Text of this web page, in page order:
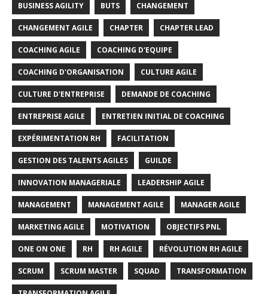
BUSINESS AGILITY BUTS CHANGEMENT
CHANGEMENT AGILE CHAPTER CHAPTER LEAD
COACHING AGILE COACHING D'EQUIPE
COACHING D'ORGANISATION CULTURE AGILE
CULTURE D'ENTREPRISE DEMANDE DE COACHING
ENTREPRISE AGILE ENTRETIEN INITIAL DE COACHING
EXPÉRIMENTATION RH FACILITATION
GESTION DES TALENTS AGILES GUILDE
INNOVATION MANAGERIALE LEADERSHIP AGILE
MANAGEMENT MANAGEMENT AGILE MANAGER AGILE
MARKETING AGILE MOTIVATION OBJECTIFS PNL
ONE ON ONE RH RH AGILE RÉVOLUTION RH AGILE
SCRUM SCRUM MASTER SQUAD TRANSFORMATION